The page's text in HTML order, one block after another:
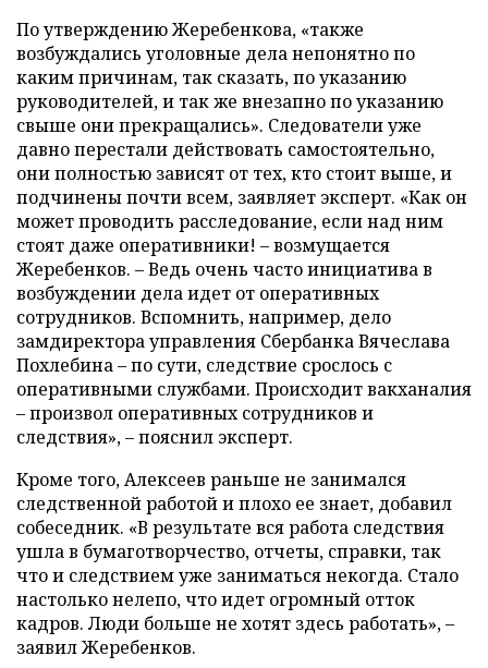
По утверждению Жеребенкова, «также
возбуждались уголовные дела непонятно по
каким причинам, так сказать, по указанию
руководителей, и так же внезапно по указанию
свыше они прекращались». Следователи уже
давно перестали действовать самостоятельно,
они полностью зависят от тех, кто стоит выше, и
подчинены почти всем, заявляет эксперт. «Как он
может проводить расследование, если над ним
стоят даже оперативники! – возмущается
Жеребенков. – Ведь очень часто инициатива в
возбуждении дела идет от оперативных
сотрудников. Вспомнить, например, дело
замдиректора управления Сбербанка Вячеслава
Похлебина – по сути, следствие срослось с
оперативными службами. Происходит вакханалия
– произвол оперативных сотрудников и
следствия», – пояснил эксперт.
Кроме того, Алексеев раньше не занимался
следственной работой и плохо ее знает, добавил
собеседник. «В результате вся работа следствия
ушла в бумаготворчество, отчеты, справки, так
что и следствием уже заниматься некогда. Стало
настолько нелепо, что идет огромный отток
кадров. Люди больше не хотят здесь работать», –
заявил Жеребенков.